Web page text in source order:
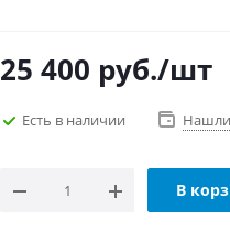
25 400 руб./шт
Есть в наличии
В